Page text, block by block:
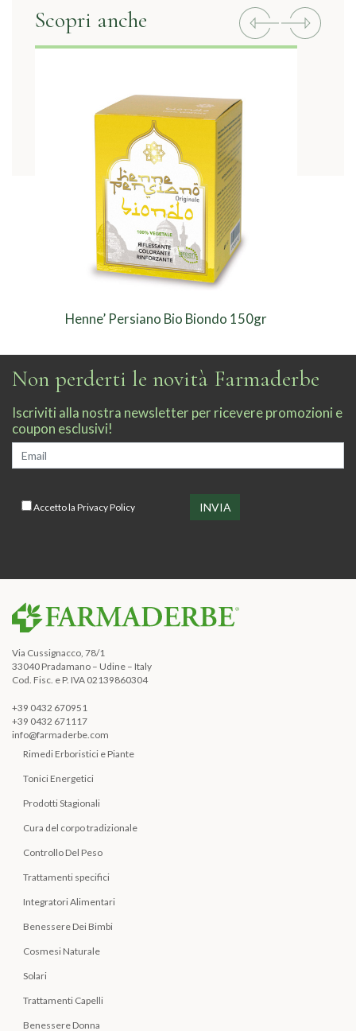
Scopri anche Previous
Henne’ Persiano Bio Biondo 150gr
Non perderti le novità Farmaderbe
Iscriviti alla nostra newsletter per ricevere promozioni e
coupon esclusivi!
Accetto la Privacy Policy
Via Cussignacco, 78/1
33040 Pradamano – Udine – Italy
Cod. Fisc. e P. IVA 02139860304
+39 0432 670951
+39 0432 671117
info@farmaderbe.com
Rimedi Erboristici e Piante
Tonici Energetici
Prodotti Stagionali
Cura del corpo tradizionale
Controllo Del Peso
Trattamenti specifici
Integratori Alimentari
Benessere Dei Bimbi
Cosmesi Naturale
Solari
Trattamenti Capelli
Benessere Donna